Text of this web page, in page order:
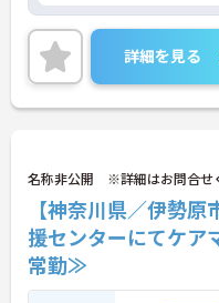
詳細を見る
名称非公開 ※詳細はお問合せ
【神奈川県／伊勢
援センターにてケ
常勤≫